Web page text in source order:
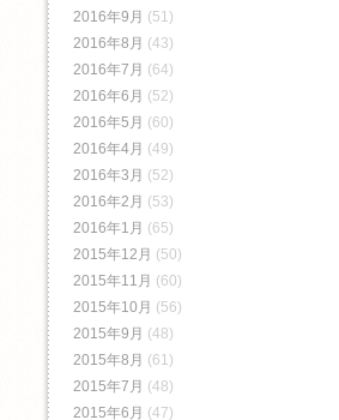
2016年9月 (51)
2016年8月 (43)
2016年7月 (64)
2016年6月 (52)
2016年5月 (60)
2016年4月 (49)
2016年3月 (52)
2016年2月 (53)
2016年1月 (65)
2015年12月 (50)
2015年11月 (60)
2015年10月 (56)
2015年9月 (48)
2015年8月 (61)
2015年7月 (48)
2015年6月 (47)